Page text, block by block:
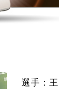
選手：